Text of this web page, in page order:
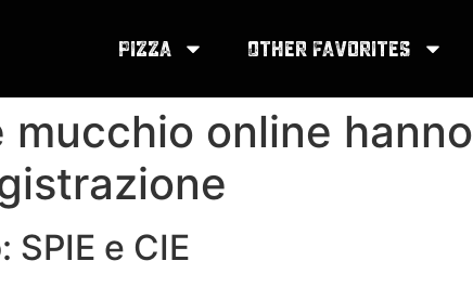
Pizza Other Favorites
online hanno
e CIE